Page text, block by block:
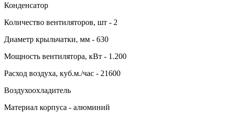
Конденсатор
Количество вентиляторов, шт - 2
Диаметр крыльчатки, мм - 630
Мощность вентилятора, кВт - 1.200
Расход воздуха, куб.м./час - 21600
Воздухоохладитель
Материал корпуса - алюминий